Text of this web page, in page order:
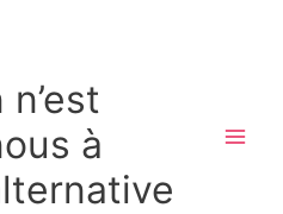
à